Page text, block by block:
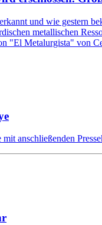
und wie gestern
metallischen
"El Metalurgista" von
anschließenden